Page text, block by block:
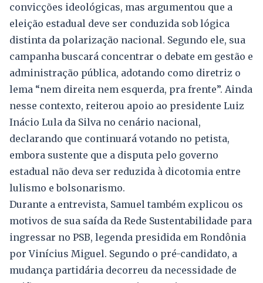
convicções ideológicas, mas argumentou que a
eleição estadual deve ser conduzida sob lógica
distinta da polarização nacional. Segundo ele, sua
campanha buscará concentrar o debate em gestão e
administração pública, adotando como diretriz o
lema “nem direita nem esquerda, pra frente”. Ainda
nesse contexto, reiterou apoio ao presidente Luiz
Inácio Lula da Silva no cenário nacional,
declarando que continuará votando no petista,
embora sustente que a disputa pelo governo
estadual não deva ser reduzida à dicotomia entre
lulismo e bolsonarismo.
Durante a entrevista, Samuel também explicou os
motivos de sua saída da Rede Sustentabilidade para
ingressar no PSB, legenda presidida em Rondônia
por Vinícius Miguel. Segundo o pré-candidato, a
mudança partidária decorreu da necessidade de